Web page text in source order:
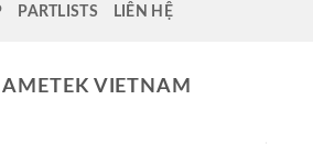
PARTLISTS LIÊN HỆ
VIETNAM